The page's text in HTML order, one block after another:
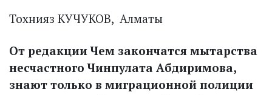
Тохнияз КУЧУКОВ, Алматы
От редакции Чем закончатся мытарства
несчастного Чинпулата Абдиримова,
знают только в миграционной полиции